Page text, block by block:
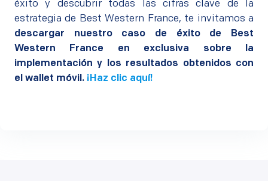
éxito y descubrir todas las cifras clave de la
estrategia de Best Western France, te invitamos a
descargar nuestro caso de éxito de Best
Western France en exclusiva sobre la
implementación y los resultados obtenidos con
el wallet móvil. ¡Haz clic aquí!